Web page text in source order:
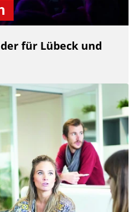
für Lübeck und